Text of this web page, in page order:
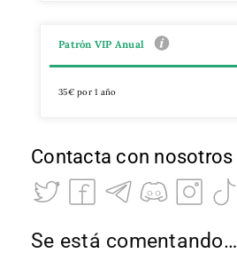
Patrón VIP Anual
35€ por 1 año
Contacta con nosotros
Se está comentando…